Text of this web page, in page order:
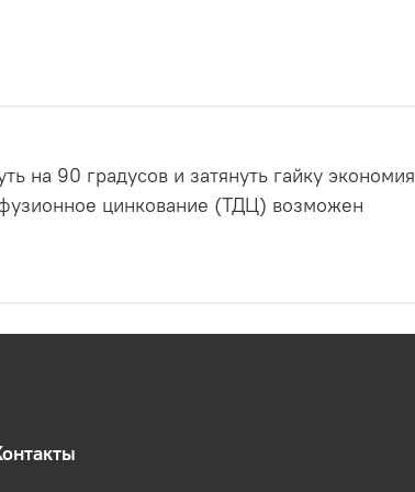
на 90 градусов и затянуть гайку экономия
цинкование (ТДЦ) возможен